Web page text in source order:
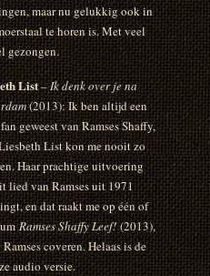
maar nu gelukkig ook in
te horen is. Met veel
gezongen.
List–Ik denk over je na
(2013): Ik ben altijd een
geweest van Ramses Shaffy,
List kon me nooit zo
Haar prachtige uitvoering
lied van Ramses uit 1971
en dat raakt me op één of
Ramses Shaffy Leef!(2013),
coveren. Helaas is de
audio versie.